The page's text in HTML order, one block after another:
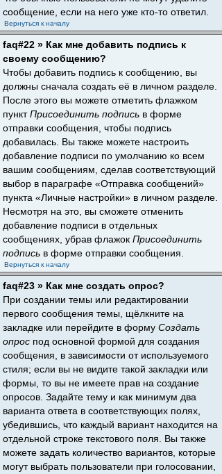
сообщение, если на него уже кто-то ответил.
Вернуться к началу
faq#22 » Как мне добавить подпись к
своему сообщению?
Чтобы добавить подпись к сообщению, вы
должны сначала создать её в личном разделе.
После этого вы можете отметить флажком
пунктПрисоединить подпись в форме
отправки сообщения, чтобы подпись
добавилась. Вы также можете настроить
добавление подписи по умолчанию ко всем
вашим сообщениям, сделав соответствующий
выбор в параграфе «Отправка сообщений»
пункта «Личные настройки» в личном разделе.
Несмотря на это, вы сможете отменить
добавление подписи в отдельных
сообщениях, убрав флажок Присоединить
подпись в форме отправки сообщения.
Вернуться к началу
faq#23 » Как мне создать опрос?
При создании темы или редактировании
первого сообщения темы, щёлкните на
закладке или перейдите в форму Создать
опрос под основной формой для создания
сообщения, в зависимости от используемого
стиля; если вы не видите такой закладки или
формы, то вы не имеете прав на создание
опросов. Задайте тему и как минимум два
варианта ответа в соответствующих полях,
убедившись, что каждый вариант находится на
отдельной строке текстового поля. Вы также
можете задать количество вариантов, которые
могут выбрать пользователи при голосовании,